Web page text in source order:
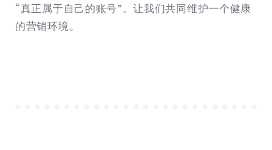
“真正属于自己的账号”。让我们共同维护一个健康
的营销环境。